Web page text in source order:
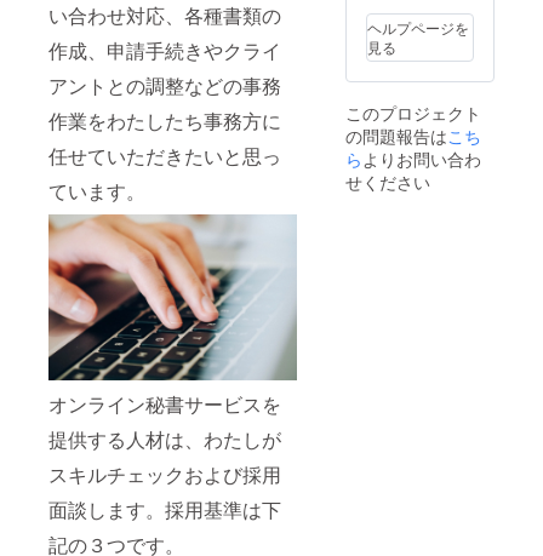
い合わせ対応、各種書類の
作成、申請手続きやクライ
アントとの調整などの事務
作業をわたしたち事務方に
任せていただきたいと思っ
ています。
オンライン秘書サービスを
提供する人材は、わたしが
スキルチェックおよび採用
面談します。採用基準は下
記の３つです。
す。 ※
詳細は
メール
にて調
ていた
だきま
す。
ヘルプページを
見る
このプロジェクト
の問題報告はこち
らよりお問い合わ
せください